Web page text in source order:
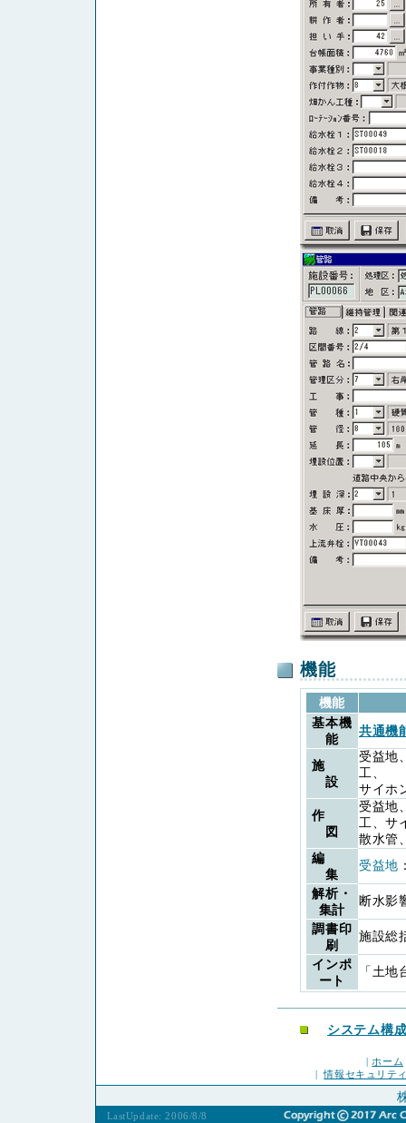
機能
機能
基本機
能
共通機
施
設
受益地
工、
サイホ
作
図
受益地
工、サ
散水管
編
集
受益地
解析・
集計
断水影
調書印
刷
施設総
インポ
ート
「土
システム構
| ホーム
|情報セキュリテ
LastUpdate: 2006/8/8